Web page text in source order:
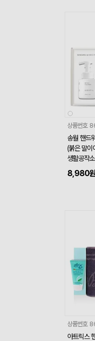
상품번호
송월 핸드
(붉은 말이
생활공작
8,980
상품번호
아트릭스